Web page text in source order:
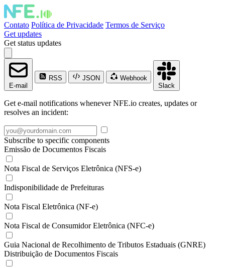
Contato Política de Privacidade Termos de Serviço
Get updates
Get status updates
E-mail
RSS JSON
Webhook
Slack
Get e-mail notifications whenever NFE.io creates, updates or
resolves an incident:
Subscribe to specific components
Emissão de Documentos Fiscais
Nota Fiscal de Serviços Eletrônica (NFS-e)
Indisponibilidade de Prefeituras
Nota Fiscal Eletrônica (NF-e)
Nota Fiscal de Consumidor Eletrônica (NFC-e)
Guia Nacional de Recolhimento de Tributos Estaduais (GNRE)
Distribuição de Documentos Fiscais